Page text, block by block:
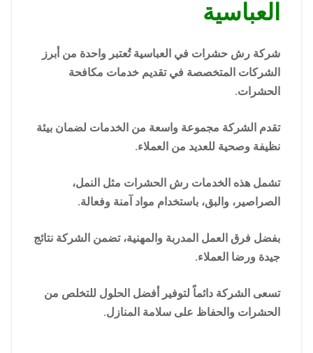
العباسية
شركة رش حشرات في العباسية تُعتبر واحدة من أبرز
الشركات المتخصصة في تقديم خدمات مكافحة
الحشرات.
تقدم الشركة مجموعة واسعة من الخدمات لضمان بيئة
نظيفة وصحية للعديد من العملاء.
تشمل هذه الخدمات رش الحشرات مثل النمل،
الصراصير، والبق، باستخدام مواد آمنة وفعالة.
بفضل فرق العمل المدربة والمهنية، تضمن الشركة نتائج
جيدة ورضا العملاء.
تسعى الشركة دائماً لتوفير أفضل الحلول للتخلص من
الحشرات والحفاظ على سلامة المنازل.